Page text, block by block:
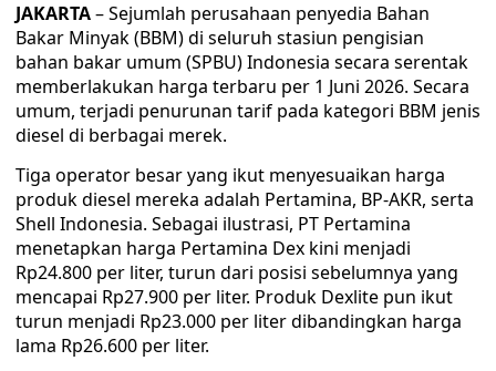
JAKARTA– Sejumlah perusahaan penyedia Bahan
Bakar Minyak (BBM) di seluruh stasiun pengisian
bahan bakar umum (SPBU) Indonesia secara serentak
memberlakukan harga terbaru per 1 Juni 2026. Secara
umum, terjadi penurunan tarif pada kategori BBM jenis
diesel di berbagai merek.
Tiga operator besar yang ikut menyesuaikan harga
produk diesel mereka adalah Pertamina, BP-AKR, serta
Shell Indonesia. Sebagai ilustrasi, PT Pertamina
menetapkan harga Pertamina Dex kini menjadi
Rp24.800 per liter, turun dari posisi sebelumnya yang
mencapai Rp27.900 per liter. Produk Dexlite pun ikut
turun menjadi Rp23.000 per liter dibandingkan harga
lama Rp26.600 per liter.